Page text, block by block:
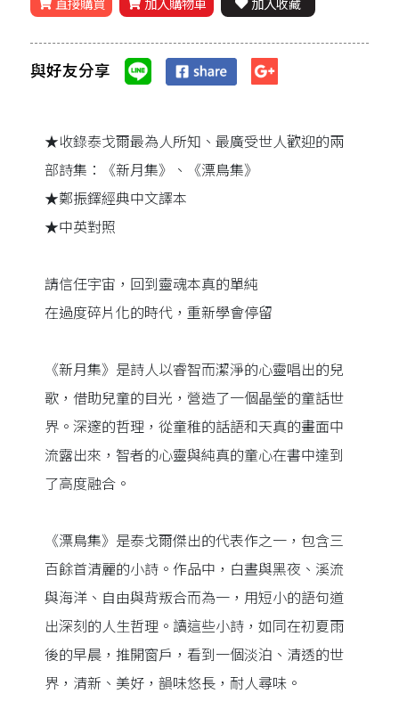
直接購買 加入購物車 加入收藏
與好友分享
★收錄泰戈爾最為人所知、最廣受世人歡迎的兩
部詩集：《新月集》、《漂鳥集》
★鄭振鐸經典中文譯本
★中英對照
請信任宇宙，回到靈魂本真的單純
在過度碎片化的時代，重新學會停留
《新月集》是詩人以睿智而潔淨的心靈唱出的兒
歌，借助兒童的目光，營造了一個晶瑩的童話世
界。深邃的哲理，從童稚的話語和天真的畫面中
流露出來，智者的心靈與純真的童心在書中達到
了高度融合。
《漂鳥集》是泰戈爾傑出的代表作之一，包含三
百餘首清麗的小詩。作品中，白晝與黑夜、溪流
與海洋、自由與背叛合而為一，用短小的語句道
出深刻的人生哲理。讀這些小詩，如同在初夏雨
後的早晨，推開窗戶，看到一個淡泊、清透的世
界，清新、美好，韻味悠長，耐人尋味。